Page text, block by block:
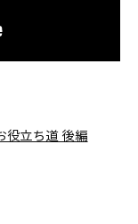
役立ち道 後編